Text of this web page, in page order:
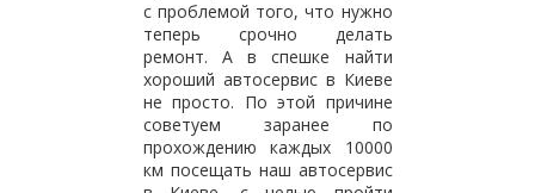
с проблемой того, что нужно
теперь срочно делать
ремонт. А в спешке найти
хороший автосервис в Киеве
не просто. По этой причине
советуем заранее по
прохождению каждых 10000
км посещать наш автосервис